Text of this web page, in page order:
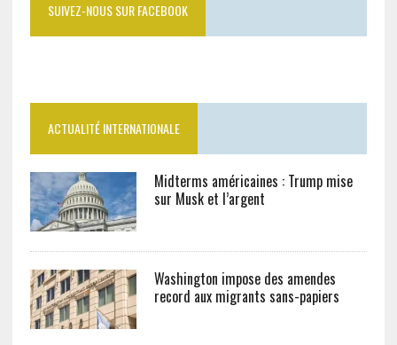
SUIVEZ-NOUS SUR FACEBOOK
ACTUALITÉ INTERNATIONALE
Midterms américaines : Trump mise
sur Musk et l’argent
Washington impose des amendes
record aux migrants sans-papiers